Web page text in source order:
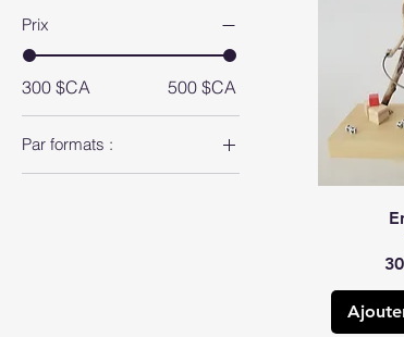
Prix
300 $CA 500 $CA
Par formats :
Oeuvres | Petits formats